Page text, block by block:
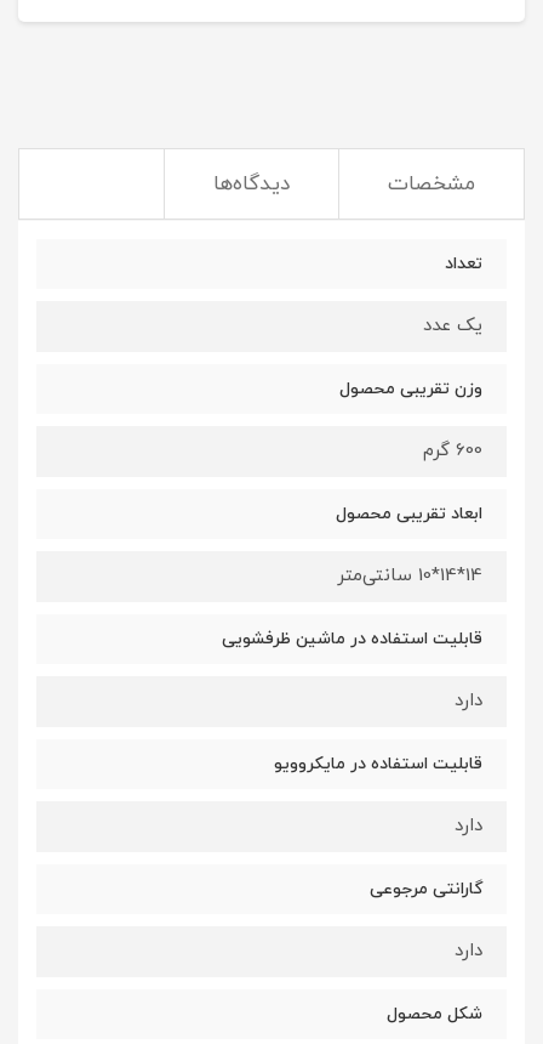
مشخصات دیدگاه‌ها
تعداد
یک عدد
وزن تقریبی محصول
600 گرم
ابعاد تقریبی محصول
14*14*10 سانتی‌متر
قابلیت استفاده در ماشین ظرفشویی
دارد
قابلیت استفاده در مایکروویو
دارد
گارانتی مرجوعی
دارد
شکل محصول